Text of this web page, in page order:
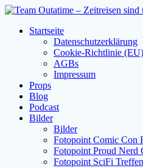
Zum
springenStartseite
Datenschutzerklärung
Cookie-Richtlinie (EU)
AGBs
Impressum
Props
Blog
Podcast
Bilder
Bilder
Fotopoint Comic Con
Fotopoint Proud Nerd
Fotopoint SciFi